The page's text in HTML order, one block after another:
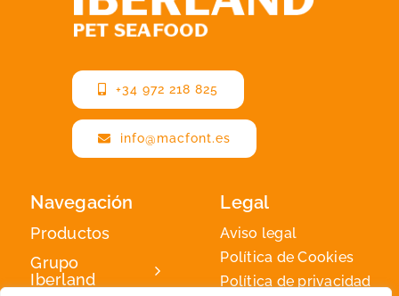
+34 972 218 825
info@macfont.es
Navegación
Productos
Grupo
Iberland
Legal
Aviso legal
Política de Cookies
Política de privacidad